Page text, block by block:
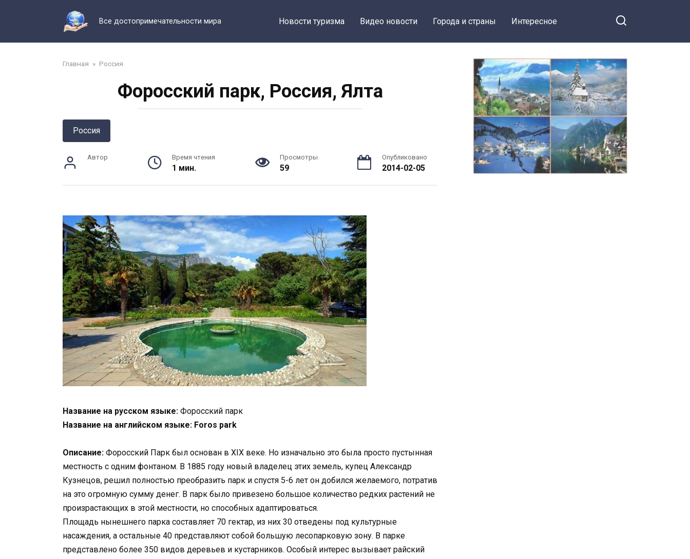
Все достопримечательности мира Новости туризма Видео новости Города и страны Интересное
Главная » Россия
Форосский парк, Россия, Ялта
Россия
Автор Время чтения
1 мин.
Просмотры
59
Опубликовано
2014-02-05
Название на русском языке: Форосский парк
Название на английском языке: Foros park
Описание: Форосский Парк был основан в XIX веке. Но изначально это была просто пустынная
местность с одним фонтаном. В 1885 году новый владелец этих земель, купец Александр
Кузнецов, решил полностью преобразить парк и спустя 5-6 лет он добился желаемого, потратив
на это огромную сумму денег. В парк было привезено большое количество редких растений не
произрастающих в этой местности, но способных адаптироваться.
Площадь нынешнего парка составляет 70 гектар, из них 30 отведены под культурные
насаждения, а остальные 40 представляют собой большую лесопарковую зону. В парке
представлено более 350 видов деревьев и кустарников. Особый интерес вызывает райский